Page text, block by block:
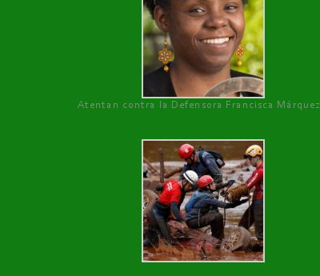
Atentan contra la Defensora Francisca Márquez